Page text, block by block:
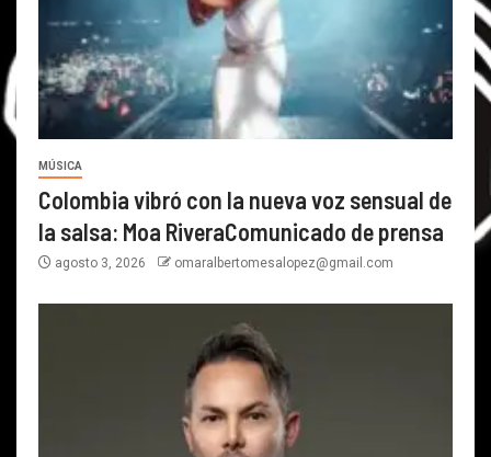
MÚSICA
Colombia vibró con la nueva voz sensual de
la salsa: Moa RiveraComunicado de prensa
agosto 3, 2026 omaralbertomesalopez@gmail.com